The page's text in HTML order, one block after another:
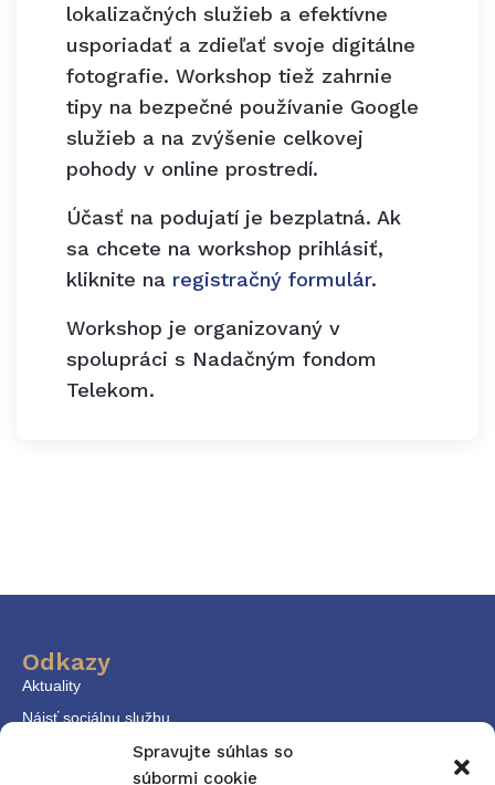
Spravujte súhlas so
súbormi cookie
lokalizačných služieb a efektívne
usporiadať a zdieľať svoje digitálne
fotografie. Workshop tiež zahrnie
tipy na bezpečné používanie Google
služieb a na zvýšenie celkovej
pohody v online prostredí.
Účasť na podujatí je bezplatná. Ak
sa chcete na workshop prihlásiť,
kliknite na registračný formulár.
Workshop je organizovaný v
spolupráci s Nadačným fondom
Telekom.
Odkazy
Aktuality
Nájsť sociálnu službu